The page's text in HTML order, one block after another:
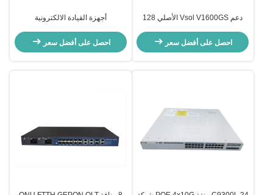
دعم Vsol V1600GS الأصلي 128
VSOL OLT GPON OLT
احصل على أفضل سعر
أجهزة القيادة الالكترونية
احصل على أفضل سعر